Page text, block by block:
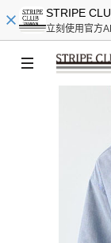
STRIPE
立刻使用官方